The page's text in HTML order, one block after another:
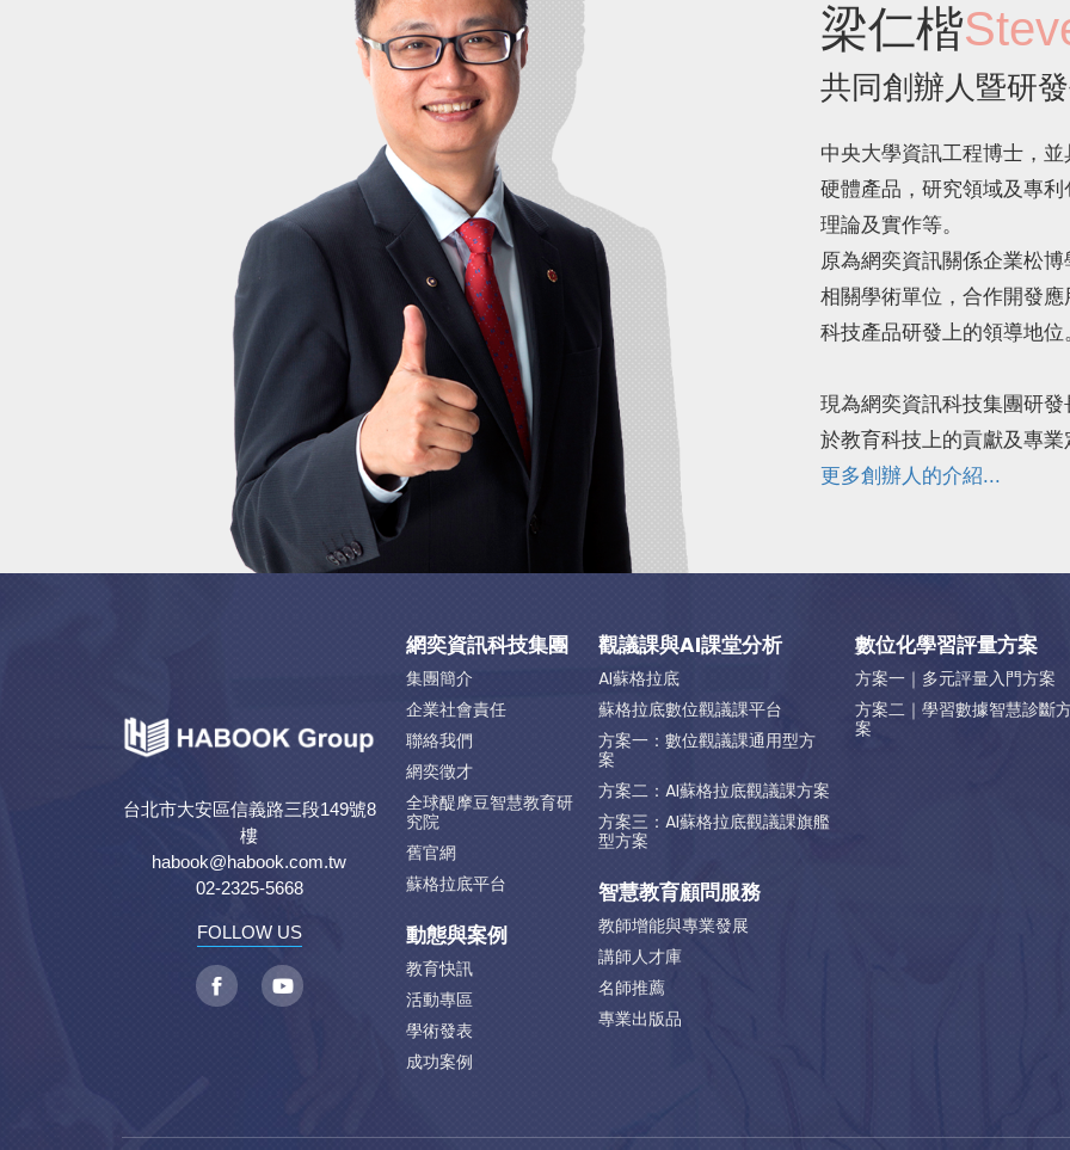
梁仁楷
共同創辦人暨研
中央大學資訊工程博士，
硬體產品，研究領域及專
理論及實作等。
原為網奕資訊關係企業松
相關學術單位，合作開發
科技產品研發上的領導地位
現為網奕資訊科技集團研
於教育科技上的貢獻及專業
更多創辦人的介紹...
台北市大安區信義路三段149號8
樓
habook@habook.com.tw
02-2325-5668
FOLLOW US
網奕資訊科技集團
集團簡介
企業社會責任
聯絡我們
網奕徵才
全球醍摩豆智慧教育研
究院
舊官網
蘇格拉底平台
動態與案例
教育快訊
活動專區
學術發表
成功案例
觀議課與AI課堂分析
AI蘇格拉底
蘇格拉底數位觀議課平台
方案一：數位觀議課通用型方
案
方案二：AI蘇格拉底觀議課方案
方案三：AI蘇格拉底觀議課旗艦
型方案
智慧教育顧問服務
教師增能與專業發展
講師人才庫
名師推薦
專業出版品
數位化學習評量方案
方案一｜多元評量入門方案
方案二｜學習數據智慧診斷
案